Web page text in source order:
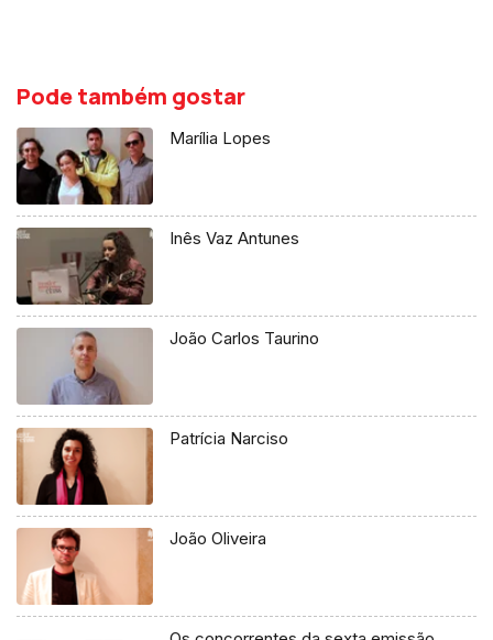
Pode também gostar
Marília Lopes
Inês Vaz Antunes
João Carlos Taurino
Patrícia Narciso
João Oliveira